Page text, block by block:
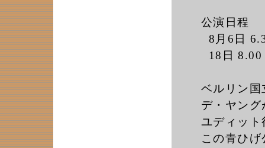
公演日程
8月6日
18日 8.00
ベルリン国
デ・ヤング
ユディット
この青ひ